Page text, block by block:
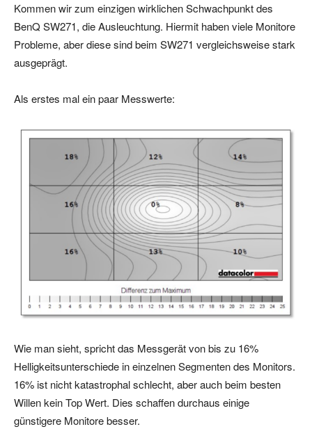
Kommen wir zum einzigen wirklichen Schwachpunkt des
BenQ SW271, die Ausleuchtung. Hiermit haben viele Monitore
Probleme, aber diese sind beim SW271 vergleichsweise stark
ausgeprägt.
Als erstes mal ein paar Messwerte:
Wie man sieht, spricht das Messgerät von bis zu 16%
Helligkeitsunterschiede in einzelnen Segmenten des Monitors.
16% ist nicht katastrophal schlecht, aber auch beim besten
Willen kein Top Wert. Dies schaffen durchaus einige
günstigere Monitore besser.